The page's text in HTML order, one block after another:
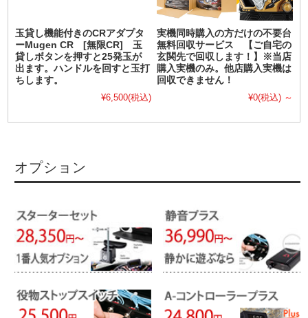
玉貸し機能付きのCRアダプタ
ーMugen CR [無限CR] 玉
貸しボタンを押すと25発玉が
出ます。ハンドルを回すと玉打
ちします。
¥6,500(税込)
実機同時購入の方だけの不要台
無料回収サービス 【ご自宅の
玄関先で回収します！】※当店
購入実機のみ。他店購入実機は
回収できません！
¥0(税込) ～
オプション